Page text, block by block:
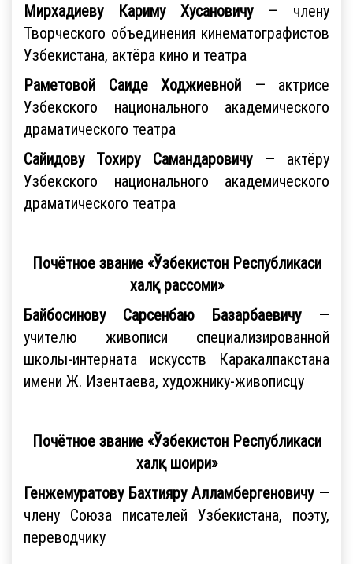
Мирхадиеву Кариму Хусановичу— члену
Творческого объединения кинематографистов
Узбекистана, актёра кино и театра
Раметовой Саиде Ходжиевной — актрисе
Узбекского национального академического
драматического театра
Сайидову Тохиру Самандаровичу— актёру
Узбекского национального академического
драматического театра
Почётное звание «Ўзбекистон Республикаси
халқ рассоми»
Байбосинову Сарсенбаю Базарбаевичу—
учителю живописи специализированной
школы-интерната искусств Каракалпакстана
имени Ж. Изентаева, художнику-живописцу
Почётное звание «Ўзбекистон Республикаси
халқ шоири»
Генжемуратову Бахтияру Алламбергеновичу—
члену Союза писателей Узбекистана, поэту,
переводчику